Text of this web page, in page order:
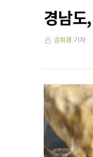
경남도
김휘경 기자